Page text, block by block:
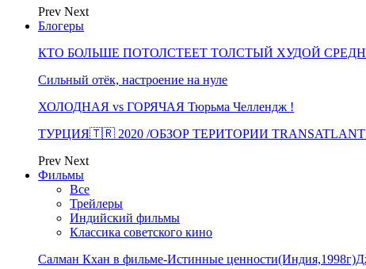
Prev Next
Блогеры
КТО БОЛЬШЕ ПОТОЛСТЕЕТ ТОЛСТЫЙ ХУДОЙ
Сильный отёк, настроение на нуле
ХОЛОДНАЯ vs ГОРЯЧАЯ Тюрьма Челлендж !
ТУРЦИЯ🇹🇷 2020 /ОБЗОР ТЕРИТОРИИ
Prev Next
Фильмы
Все
Трейлеры
Индийский фильмы
Классика советского кино
Салман Кхан в фильме-Истинные